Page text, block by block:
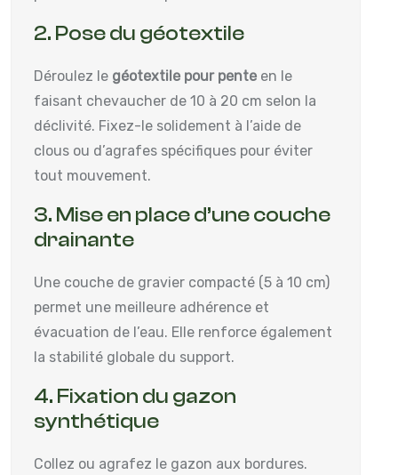
2. Pose du géotextile
Déroulez le géotextile pour pente en le
faisant chevaucher de 10 à 20 cm selon la
déclivité. Fixez-le solidement à l’aide de
clous ou d’agrafes spécifiques pour éviter
tout mouvement.
3. Mise en place d’une couche
drainante
Une couche de gravier compacté (5 à 10 cm)
permet une meilleure adhérence et
évacuation de l’eau. Elle renforce également
la stabilité globale du support.
4. Fixation du gazon
synthétique
Collez ou agrafez le gazon aux bordures.